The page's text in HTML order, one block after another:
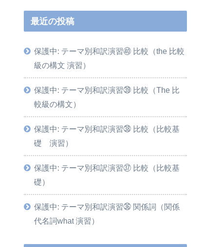
最近の投稿
保護中: テーマ別和訳演習㊵ 比較（the 比較
級の構文 演習）
保護中: テーマ別和訳演習㊴ 比較（The 比
較級の構文）
保護中: テーマ別和訳演習㊳ 比較（比較基
礎 演習）
保護中: テーマ別和訳演習㊲ 比較（比較基
礎）
保護中: テーマ別和訳演習㊱ 関係詞（関係
代名詞what 演習）